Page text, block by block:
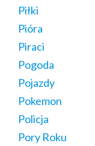
Piłki
Pióra
Piraci
Pogoda
Pojazdy
Pokemon
Policja
Pory Roku